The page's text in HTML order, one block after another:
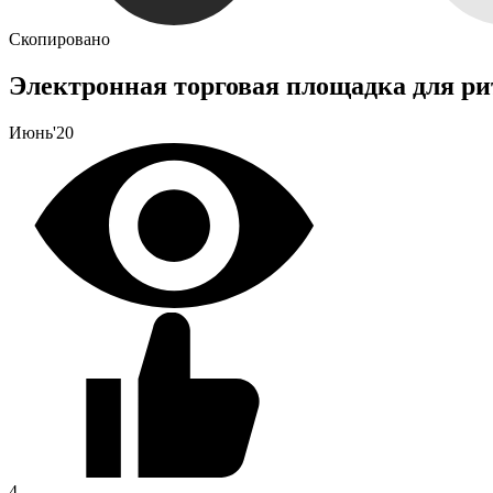
Скопировано
Электронная торговая площадка для
Июнь'20